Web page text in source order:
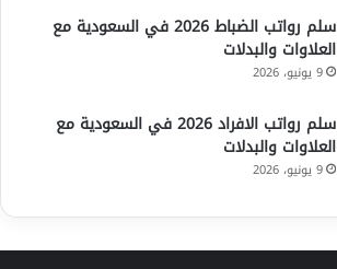
سلم رواتب الضباط 2026 في السعودية مع
العلاوات والبدلات
9 يونيو، 2026
سلم رواتب الافراد 2026 في السعودية مع
العلاوات والبدلات
9 يونيو، 2026